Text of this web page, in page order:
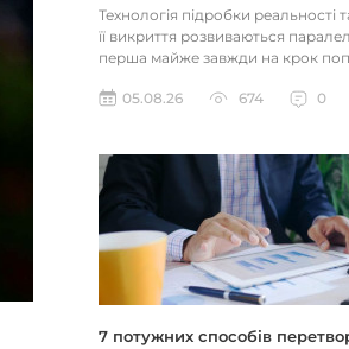
Технологія підробки реальності
її викриття розвиваються
перша майже завжди на крок
05.08.26
674 0
7 потужних способів